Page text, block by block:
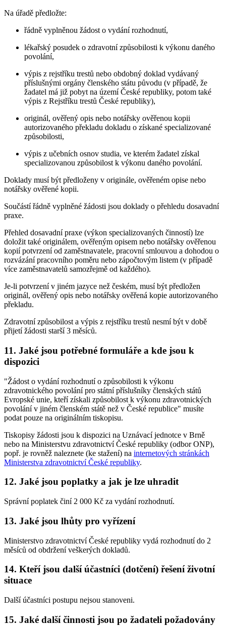
Na úřadě předložte:
řádně vyplněnou žádost o vydání rozhodnutí,
lékařský posudek o zdravotní způsobilosti k výkonu daného
povolání,
výpis z rejstříku trestů nebo obdobný doklad vydávaný
příslušnými orgány členského státu původu (v případě, že
žadatel má již pobyt na území České republiky, potom také
výpis z Rejstříku trestů České republiky),
originál, ověřený opis nebo notářsky ověřenou kopii
autorizovaného překladu dokladu o získané specializované
způsobilosti,
výpis z učebních osnov studia, ve kterém žadatel získal
specializovanou způsobilost k výkonu daného povolání.
Doklady musí být předloženy v originále, ověřeném opise nebo
notářsky ověřené kopii.
Součástí řádně vyplněné žádosti jsou doklady o přehledu dosavadní
praxe.
Přehled dosavadní praxe (výkon specializovaných činností) lze
doložit také originálem, ověřeným opisem nebo notářsky ověřenou
kopií potvrzení od zaměstnavatele, pracovní smlouvou a dohodou o
rozvázání pracovního poměru nebo zápočtovým listem (v případě
více zaměstnavatelů samozřejmě od každého).
Je-li potvrzení v jiném jazyce než českém, musí být předložen
originál, ověřený opis nebo notářsky ověřená kopie autorizovaného
překladu.
Zdravotní způsobilost a výpis z rejstříku trestů nesmí být v době
přijetí žádosti starší 3 měsíců.
11. Jaké jsou potřebné formuláře a kde jsou k
dispozici
"Žádost o vydání rozhodnutí o způsobilosti k výkonu
zdravotnického povolání pro státní příslušníky členských států
Evropské unie, kteří získali způsobilost k výkonu zdravotnických
povolání v jiném členském státě než v České republice" musíte
podat pouze na originálním tiskopisu.
Tiskopisy žádosti jsou k dispozici na Uznávací jednotce v Brně
nebo na Ministerstvu zdravotnictví České republiky (odbor ONP),
popř. je rovněž naleznete (ke stažení) na internetových stránkách
Ministerstva zdravotnictví České republiky.
12. Jaké jsou poplatky a jak je lze uhradit
Správní poplatek činí 2 000 Kč za vydání rozhodnutí.
13. Jaké jsou lhůty pro vyřízení
Ministerstvo zdravotnictví České republiky vydá rozhodnutí do 2
měsíců od obdržení veškerých dokladů.
14. Kteří jsou další účastníci (dotčení) řešení životní
situace
Další účastníci postupu nejsou stanoveni.
15. Jaké další činnosti jsou po žadateli požadovány